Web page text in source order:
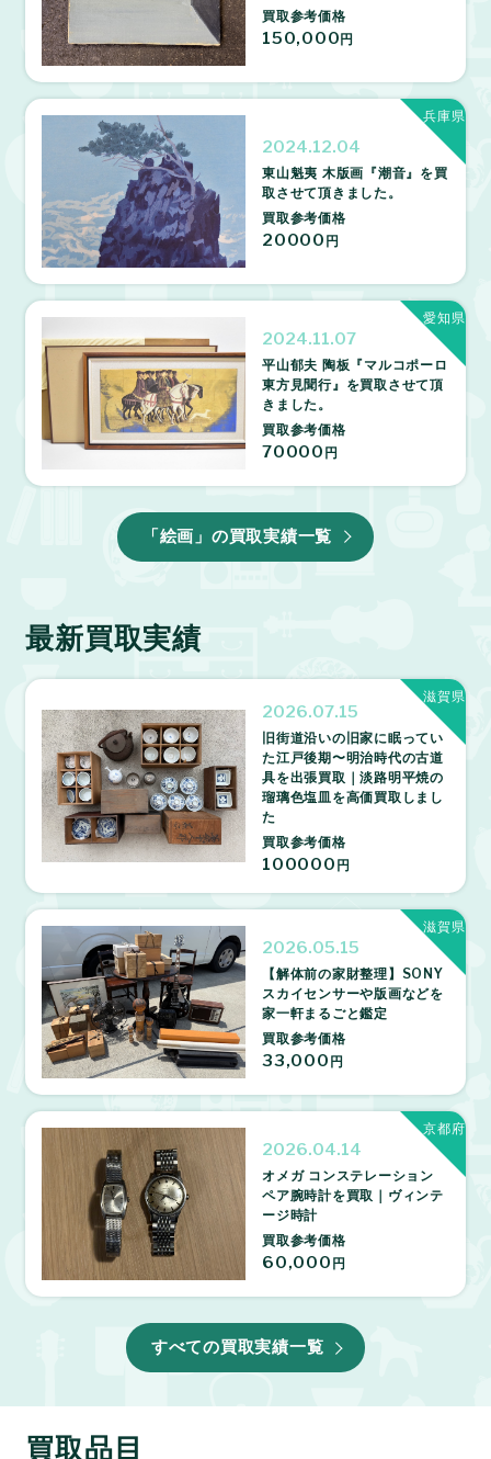
買取参考価格
150,000円
2024.12.04
東山魁夷 木版画『潮音』を買
取させて頂きました。
買取参考価格
20000 円
兵庫県
2024.11.07
平山郁夫 陶板『マルコポーロ
東方見聞行』を買取させて頂
きました。
買取参考価格
70000 円
愛知県
「絵画」の買取実績一覧
最新買取実績
2026.07.15
旧街道沿いの旧家に眠ってい
た江戸後期〜明治時代の古道
具を出張買取｜淡路明平焼の
瑠璃色塩皿を高価買取しまし
た
買取参考価格
100000 円
滋賀県
2026.05.15
【解体前の家財整理】SONY
スカイセンサーや版画などを
家一軒まるごと鑑定
買取参考価格
33,000 円
滋賀県
2026.04.14
オメガ コンステレーション
ペア腕時計を買取｜ヴィンテ
ージ時計
買取参考価格
60,000 円
京都府
すべての買取実績一覧
買取品目